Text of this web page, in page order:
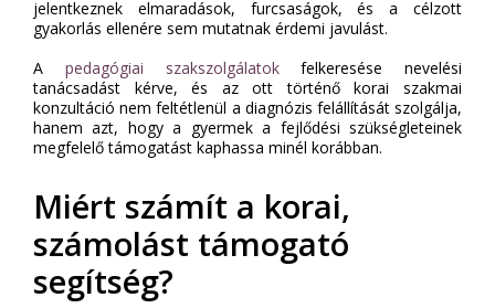
jelentkeznek elmaradások, furcsaságok, és a célzott
gyakorlás ellenére sem mutatnak érdemi javulást.
A pedagógiai szakszolgálatokfelkeresése nevelési
tanácsadást kérve, és az ott történő korai szakmai
konzultáció nem feltétlenül a diagnózis felállítását szolgálja,
hanem azt, hogy a gyermek a fejlődési szükségleteinek
megfelelő támogatást kaphassa minél korábban.
Miért számít a korai,
számolást támogató
segítség?